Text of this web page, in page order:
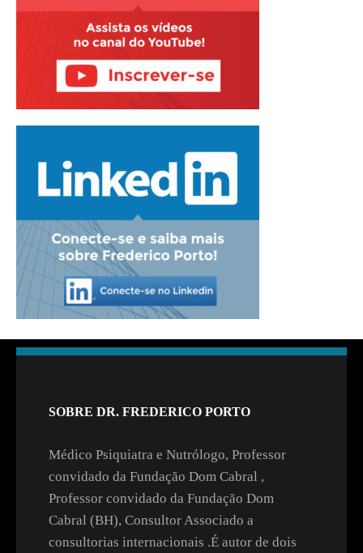
SOBRE DR. FREDERICO PORTO
Médico Psiquiatra e Nutrólogo, Professor
convidado da Fundação Dom Cabral ,
Professor convidado da Fundação Dom
Cabral (BH), Consultor Associado a
consultorias internacionais .É autor de dois